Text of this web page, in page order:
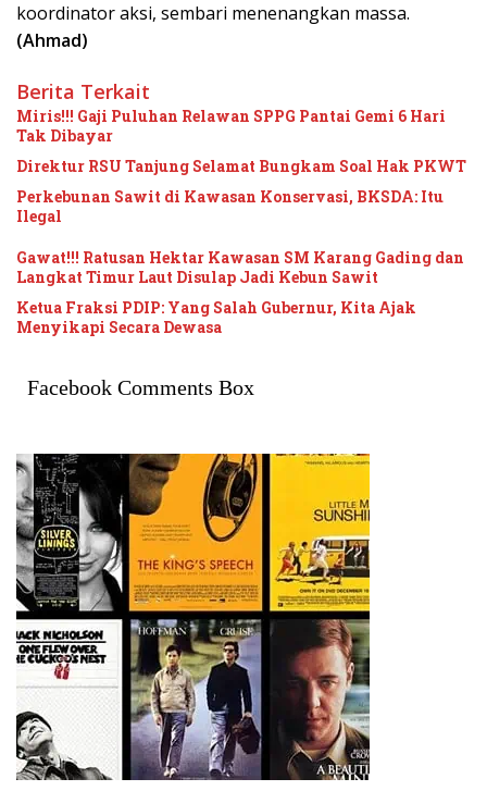
koordinator aksi, sembari menenangkan massa.
(Ahmad)
Berita Terkait
Miris!!! Gaji Puluhan Relawan SPPG Pantai Gemi 6 Hari
Tak Dibayar
Direktur RSU Tanjung Selamat Bungkam Soal Hak PKWT
Perkebunan Sawit di Kawasan Konservasi, BKSDA: Itu
Ilegal
Gawat!!! Ratusan Hektar Kawasan SM Karang Gading dan
Langkat Timur Laut Disulap Jadi Kebun Sawit
Ketua Fraksi PDIP: Yang Salah Gubernur, Kita Ajak
Menyikapi Secara Dewasa
Facebook Comments Box